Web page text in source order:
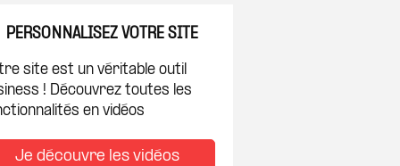
PERSONNALISEZ VOTRE SITE
site est un véritable outil
! Découvrez toutes les
en vidéos
Je découvre les vidéos